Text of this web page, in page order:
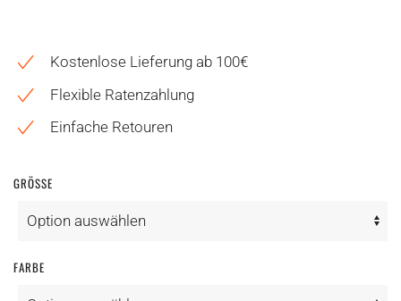
Kostenlose Lieferung ab 100€
Flexible Ratenzahlung
Einfache Retouren
GRÖSSE
FARBE